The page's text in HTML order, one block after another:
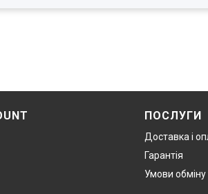
ПОСЛУГИ
Доставка і
Гарантія
Умови